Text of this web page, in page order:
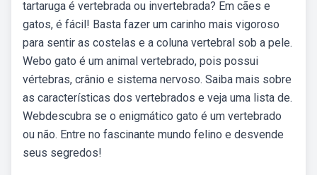
tartaruga é vertebrada ou invertebrada? Em cães e
gatos, é fácil! Basta fazer um carinho mais vigoroso
para sentir as costelas e a coluna vertebral sob a pele.
Webo gato é um animal vertebrado, pois possui
vértebras, crânio e sistema nervoso. Saiba mais sobre
as características dos vertebrados e veja uma lista de.
Webdescubra se o enigmático gato é um vertebrado
ou não. Entre no fascinante mundo felino e desvende
seus segredos!